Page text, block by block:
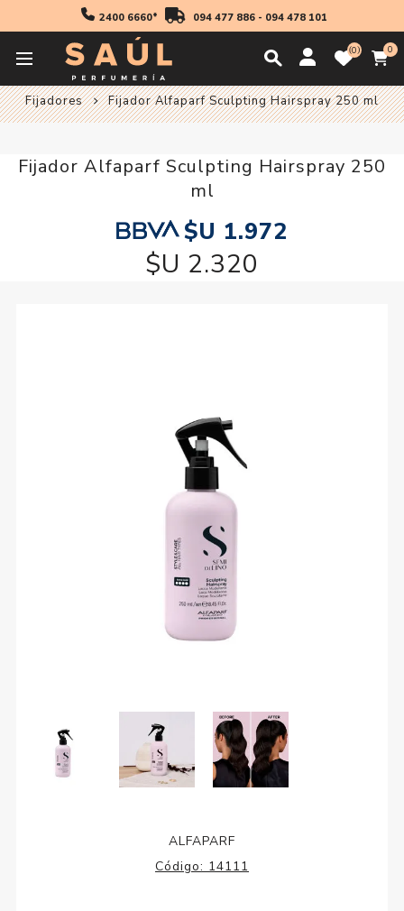
2400 6660* 094 477 886- 094 478 101
0 0
Inicio Profesionales
Fijadores
Fijador Alfaparf Sculpting Hairspray 250 ml
Fijador Alfaparf Sculpting Hairspray 250
ml
$U 1.972
$U 2.320
ALFAPARF
Código: 14111